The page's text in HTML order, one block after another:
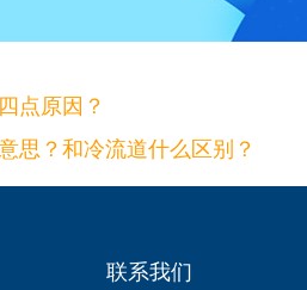
点原因？
思？和冷流道什么区别？
联系我们